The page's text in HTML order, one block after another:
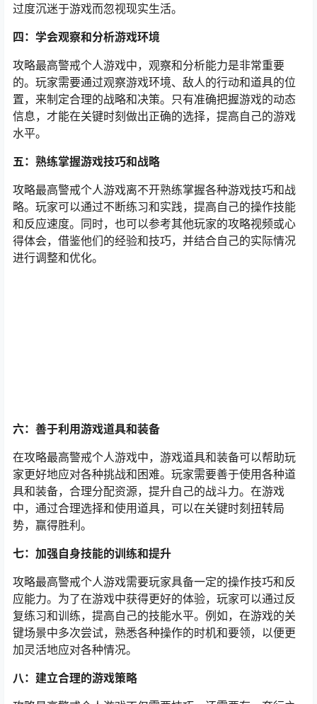
过度沉迷于游戏而忽视现实生活。
四：学会观察和分析游戏环境
攻略最高警戒个人游戏中，观察和分析能力是非常重要
的。玩家需要通过观察游戏环境、敌人的行动和道具的位
置，来制定合理的战略和决策。只有准确把握游戏的动态
信息，才能在关键时刻做出正确的选择，提高自己的游戏
水平。
五：熟练掌握游戏技巧和战略
攻略最高警戒个人游戏离不开熟练掌握各种游戏技巧和战
略。玩家可以通过不断练习和实践，提高自己的操作技能
和反应速度。同时，也可以参考其他玩家的攻略视频或心
得体会，借鉴他们的经验和技巧，并结合自己的实际情况
进行调整和优化。
六：善于利用游戏道具和装备
在攻略最高警戒个人游戏中，游戏道具和装备可以帮助玩
家更好地应对各种挑战和困难。玩家需要善于使用各种道
具和装备，合理分配资源，提升自己的战斗力。在游戏
中，通过合理选择和使用道具，可以在关键时刻扭转局
势，赢得胜利。
七：加强自身技能的训练和提升
攻略最高警戒个人游戏需要玩家具备一定的操作技巧和反
应能力。为了在游戏中获得更好的体验，玩家可以通过反
复练习和训练，提高自己的技能水平。例如，在游戏的关
键场景中多次尝试，熟悉各种操作的时机和要领，以便更
加灵活地应对各种情况。
八：建立合理的游戏策略